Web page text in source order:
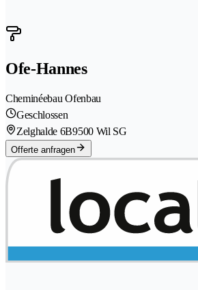
Ofe-Hannes
Cheminéebau Ofenbau
Geschlossen
Zelghalde 6B9500 Wil SG
Offerte anfragen